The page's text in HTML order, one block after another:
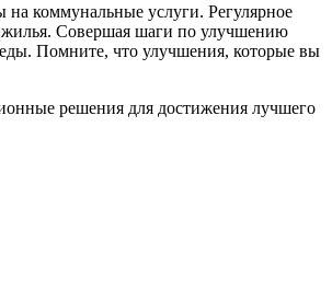
на коммунальные услуги. Регулярное
жилья. Совершая шаги по улучшению
Помните, что улучшения, которые вы
решения для достижения лучшего